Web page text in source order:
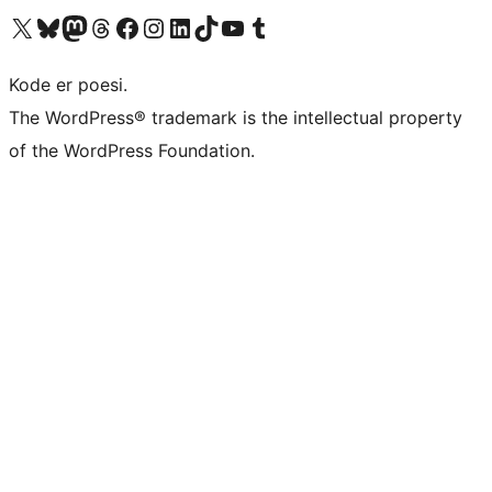
Besøg vores X (tidligere Twitter) konto
Besøg vores Bluesky-konto
Besøg vores Mastodon konto
Besøg vores Threads-konto
Besøg vores Facebook sideBesøg vores Instagram konto
Besøg vores LinkedIn konto
Besøg vores TikTok-konto
Besøg vores YouTube-kanalBesøg vores Tumblr-konto
Kode er poesi.
The WordPress® trademark is the intellectual property
of the WordPress Foundation.